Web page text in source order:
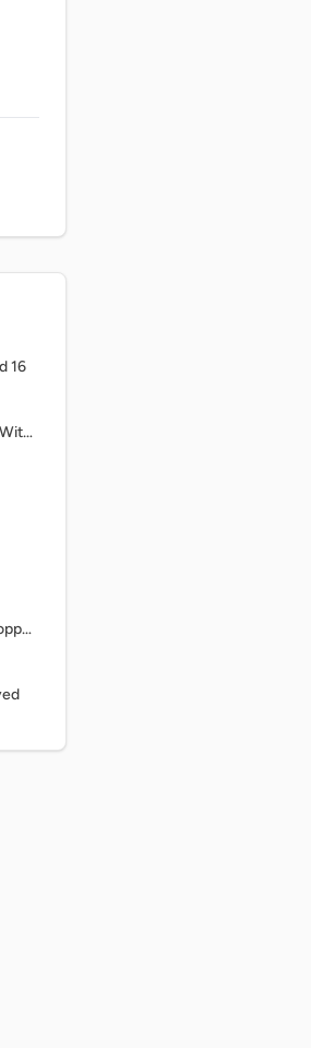
16
Beat Up Baldi remix (Now With 2 Items Unlocked And The All Of Them Button)
half realtime 3d engine(stopped)